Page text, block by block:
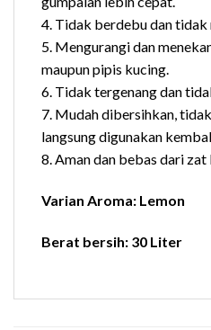
4. Tidak berdebu dan tidak
5. Mengurangi dan
maupun pipis kucing.
6. Tidak tergenang dan
7. Mudah dibersihkan,
langsung digunakan
8. Aman dan bebas dari
Varian Aroma: Lemon
Berat bersih: 30 Liter